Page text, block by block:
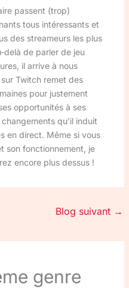
passent (trop)
tous intéressants et
des streameurs les plus
delà de parler de jeu
il arrive à nous
Twitch remet des
pour justement
opportunités à ses
qu’il induit
en direct. Même si vous
son fonctionnement, je
encore plus dessus !
Blog suivant →
genre